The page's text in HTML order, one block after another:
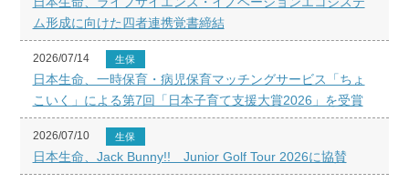
ム形成に向けた四者連携覚書締結
2026/07/14 生保
日本生命、一時保育・病児保育マッチングサービス「ちょ
こいく」による第7回「日本子育て支援大賞2026」を受賞
2026/07/10 生保
日本生命、Jack Bunny!! Junior Golf Tour 2026に協賛